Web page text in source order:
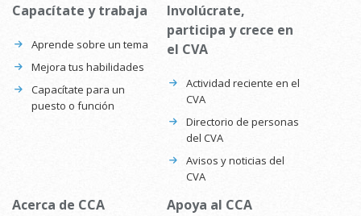
Capacítate y trabaja
Aprende sobre un tema
Mejora tus habilidades
Capacítate para un
puesto o función
Involúcrate,
participa y crece en
el CVA
Actividad reciente en el
CVA
Directorio de personas
del CVA
Avisos y noticias del
CVA
Acerca de CCA Apoya al CCA